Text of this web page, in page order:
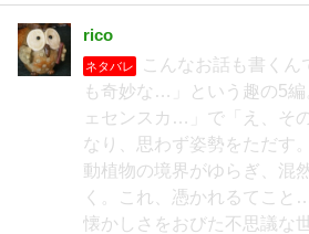
rico
ネタバレ
こんなお話も書くん
も奇妙な…」という趣の5編
ェセンスカ…」で「え、そ
なり、思わず姿勢をただす
動植物の境界がゆらぎ、混
く。これ、憑かれるてこと
懐かしさをおびた不思議な